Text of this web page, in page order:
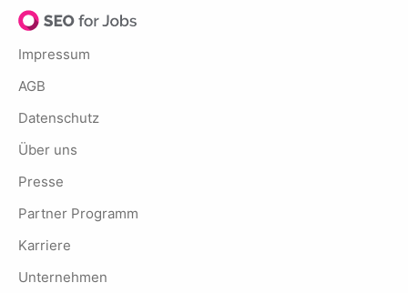
Impressum
AGB
Datenschutz
Über uns
Presse
Partner Programm
Karriere
Unternehmen